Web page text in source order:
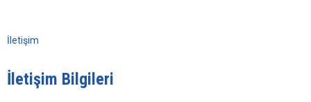
İletişim
İletişim Bilgileri